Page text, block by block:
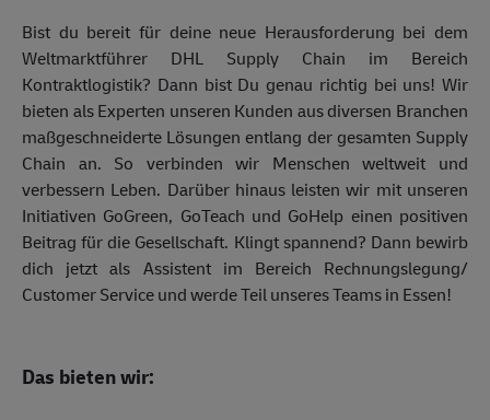
Bist du bereit für deine neue Herausforderung bei dem
Weltmarktführer DHL Supply Chain im Bereich
Kontraktlogistik? Dann bist Du genau richtig bei uns! Wir
bieten als Experten unseren Kunden aus diversen Branchen
maßgeschneiderte Lösungen entlang der gesamten Supply
Chain an. So verbinden wir Menschen weltweit und
verbessern Leben. Darüber hinaus leisten wir mit unseren
Initiativen GoGreen, GoTeach und GoHelp einen positiven
Beitrag für die Gesellschaft. Klingt spannend? Dann bewirb
dich jetzt als Assistent im Bereich Rechnungslegung/
Customer Service und werde Teil unseres Teams in Essen!
Das bieten wir: